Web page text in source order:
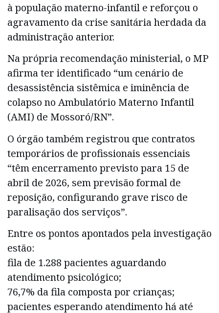
à população materno-infantil e reforçou o
agravamento da crise sanitária herdada da
administração anterior.
Na própria recomendação ministerial, o MP
afirma ter identificado “um cenário de
desassistência sistêmica e iminência de
colapso no Ambulatório Materno Infantil
(AMI) de Mossoró/RN”.
O órgão também registrou que contratos
temporários de profissionais essenciais
“têm encerramento previsto para 15 de
abril de 2026, sem previsão formal de
reposição, configurando grave risco de
paralisação dos serviços”.
Entre os pontos apontados pela investigação
estão:
fila de 1.288 pacientes aguardando
atendimento psicológico;
76,7% da fila composta por crianças;
pacientes esperando atendimento há até